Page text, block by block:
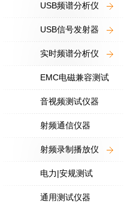
USB频谱分析仪
USB信号发射器
实时频谱分析仪
EMC电磁兼容测试
音视频测试仪器
射频通信仪器
射频录制播放仪
电力|安规测试
通用测试仪器